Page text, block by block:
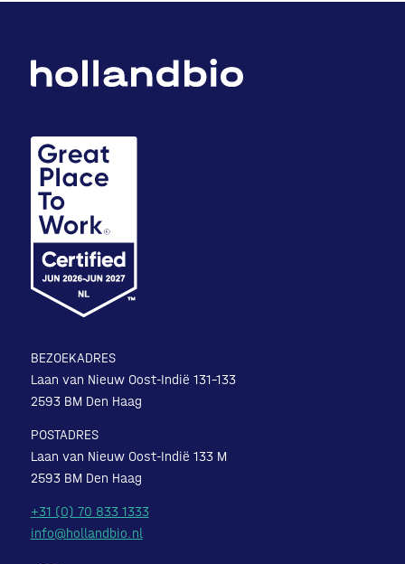
BEZOEKADRES
Laan van Nieuw Oost-Indië 131-133
2593 BM Den Haag
POSTADRES
Laan van Nieuw Oost-Indië 133 M
2593 BM Den Haag
+31 (0) 70 833 1333
info@hollandbio.nl